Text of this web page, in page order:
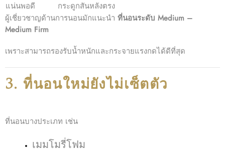
แน่นพอดี
กระดูกสันหลังตรง
ผู้เชี่ยวชาญด้านการนอนมักแนะนำ ที่นอนระดับ Medium –
Medium Firm
เพราะสามารถรองรับน้ำหนักและกระจายแรงกดได้ดีที่สุด
3. ที่นอนใหม่ยังไม่เซ็ตตัว
ที่นอนบางประเภท เช่น
เมมโมรี่โฟม